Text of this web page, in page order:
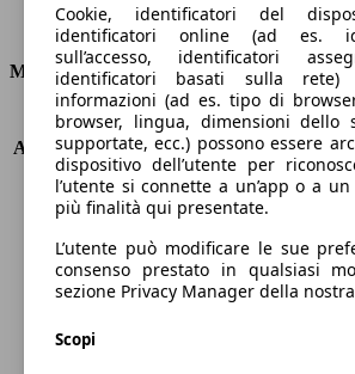
Consumi
Motore e Prestazioni
KW (PS)
66 kW (90 PS)
Accelerazione (0-100 km/h) 14.1s
Velocità massima (km/h)
172 km/h
Numero di marce
6
Cilindrata
1396 ccm
Carburante
Diesel
Trasmissione
Cookie, identificatori del
identificatori online (ad es.
sull’accesso, identificatori
identificatori basati sulla
informazioni (ad es. tipo di
browser, lingua, dimensioni dello
supportate, ecc.) possono essere
dispositivo dell’utente per
l’utente si connette a un’app o a
più finalità qui presentate.
L’utente può modificare le sue
consenso prestato in qualsiasi
sezione Privacy Manager della
Scopi